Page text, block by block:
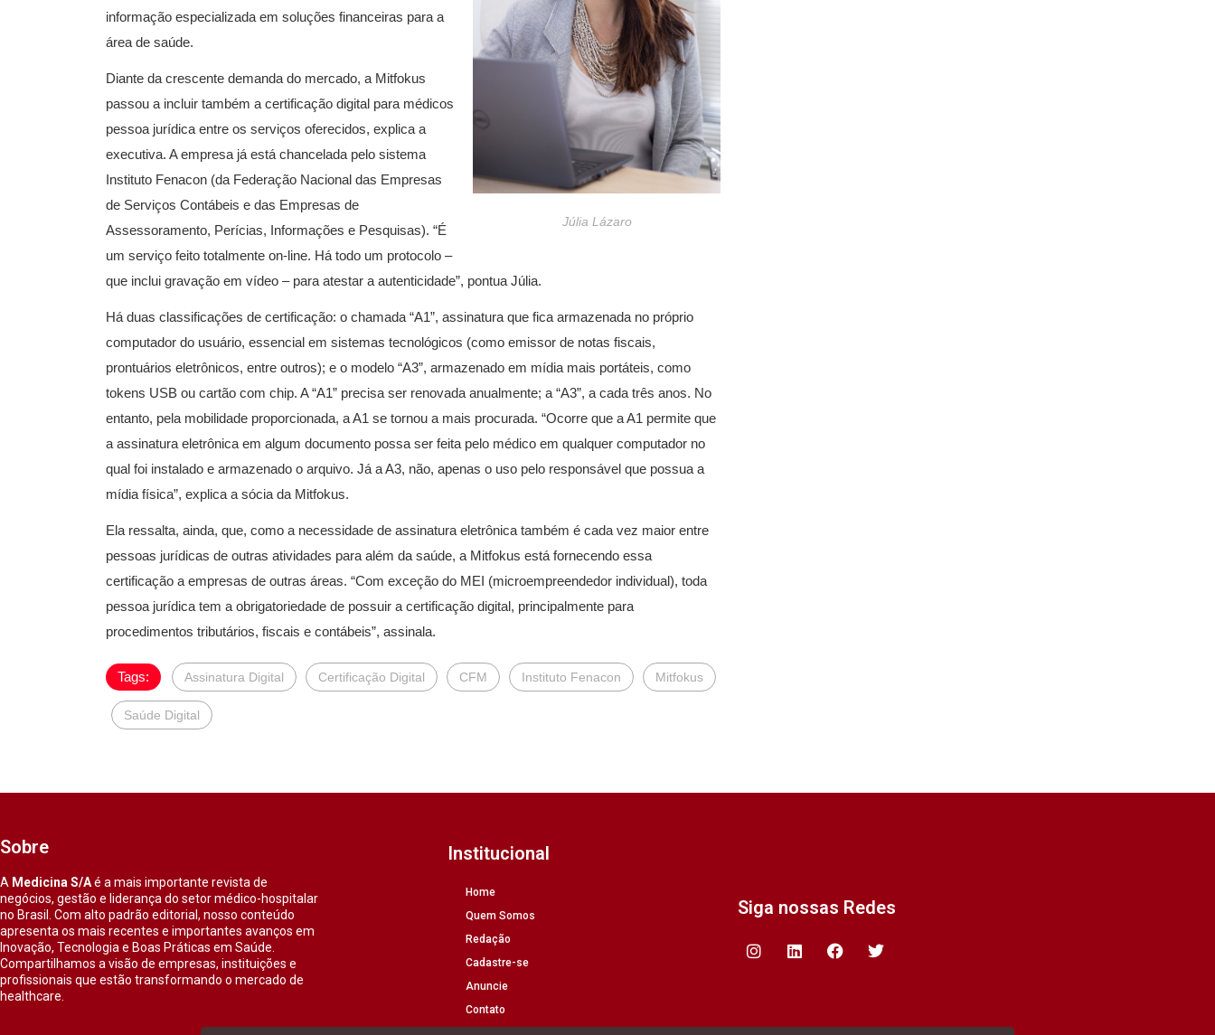
Júlia Lázaro
informação especializada em soluções financeiras para a
área de saúde.
Diante da crescente demanda do mercado, a Mitfokus
passou a incluir também a certificação digital para médicos
pessoa jurídica entre os serviços oferecidos, explica a
executiva. A empresa já está chancelada pelo sistema
Instituto Fenacon (da Federação Nacional das Empresas
de Serviços Contábeis e das Empresas de
Assessoramento, Perícias, Informações e Pesquisas). “É
um serviço feito totalmente on-line. Há todo um protocolo –
que inclui gravação em vídeo – para atestar a autenticidade”, pontua Júlia.
Há duas classificações de certificação: o chamada “A1”, assinatura que fica armazenada no próprio
computador do usuário, essencial em sistemas tecnológicos (como emissor de notas fiscais,
prontuários eletrônicos, entre outros); e o modelo “A3”, armazenado em mídia mais portáteis, como
tokens USB ou cartão com chip. A “A1” precisa ser renovada anualmente; a “A3”, a cada três anos. No
entanto, pela mobilidade proporcionada, a A1 se tornou a mais procurada. “Ocorre que a A1 permite que
a assinatura eletrônica em algum documento possa ser feita pelo médico em qualquer computador no
qual foi instalado e armazenado o arquivo. Já a A3, não, apenas o uso pelo responsável que possua a
mídia física”, explica a sócia da Mitfokus.
Ela ressalta, ainda, que, como a necessidade de assinatura eletrônica também é cada vez maior entre
pessoas jurídicas de outras atividades para além da saúde, a Mitfokus está fornecendo essa
certificação a empresas de outras áreas. “Com exceção do MEI (microempreendedor individual), toda
pessoa jurídica tem a obrigatoriedade de possuir a certificação digital, principalmente para
procedimentos tributários, fiscais e contábeis”, assinala.
Tags: Assinatura Digital Certificação Digital CFM Instituto Fenacon Mitfokus
Saúde Digital
Sobre
A Medicina S/Aé a mais importante revista de
negócios, gestão e liderança do setor médico-hospitalar
no Brasil. Com alto padrão editorial, nosso conteúdo
apresenta os mais recentes e importantes avanços em
Inovação, Tecnologia e Boas Práticas em Saúde.
Compartilhamos a visão de empresas, instituições e
profissionais que estão transformando o mercado de
healthcare.
Institucional
Home
Quem Somos
Redação
Cadastre-se
Anuncie
Contato
Siga nossas Redes